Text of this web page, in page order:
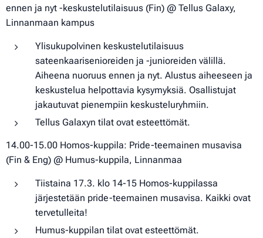
ennen ja nyt -keskustelutilaisuus (Fin) @ Tellus Galaxy,
Linnanmaan kampus
Ylisukupolvinen keskustelutilaisuus
sateenkaarisenioreiden ja -junioreiden välillä.
Aiheena nuoruus ennen ja nyt. Alustus aiheeseen ja
keskustelua helpottavia kysymyksiä. Osallistujat
jakautuvat pienempiin keskusteluryhmiin.
Tellus Galaxyn tilat ovat esteettömät.
14.00-15.00 Homos-kuppila: Pride-teemainen musavisa
(Fin & Eng) @ Humus-kuppila, Linnanmaa
Tiistaina 17.3. klo 14-15 Homos-kuppilassa
järjestetään pride-teemainen musavisa. Kaikki ovat
tervetulleita!
Humus-kuppilan tilat ovat esteettömät.